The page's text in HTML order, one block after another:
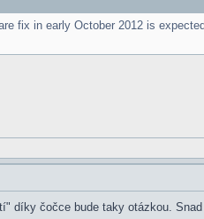
fix in early October 2012 is
díky čočce bude taky otázkou.